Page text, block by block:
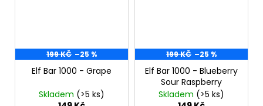
199 KČ –25 %
Elf Bar 1000 - Grape
Skladem (>5 ks)
199 KČ –25 %
Elf Bar 1000 - Blueberry
Sour Raspberry
Skladem (>5 ks)